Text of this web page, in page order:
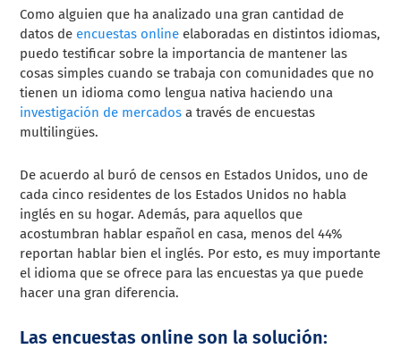
Como alguien que ha analizado una gran cantidad de
datos de encuestas online elaboradas en distintos idiomas,
puedo testificar sobre la importancia de mantener las
cosas simples cuando se trabaja con comunidades que no
tienen un idioma como lengua nativa haciendo una
investigación de mercados a través de encuestas
multilingües.
De acuerdo al buró de censos en Estados Unidos, uno de
cada cinco residentes de los Estados Unidos no habla
inglés en su hogar. Además, para aquellos que
acostumbran hablar español en casa, menos del 44%
reportan hablar bien el inglés. Por esto, es muy importante
el idioma que se ofrece para las encuestas ya que puede
hacer una gran diferencia.
Las encuestas online son la solución: